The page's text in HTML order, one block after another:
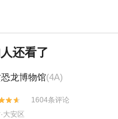
还看了
恐龙博物馆(4A)
1604条评论
大安区